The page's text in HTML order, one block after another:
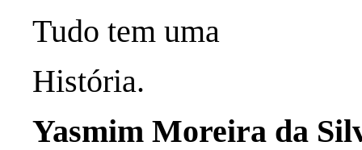
Tudo tem uma
História.
Yasmim Moreira da